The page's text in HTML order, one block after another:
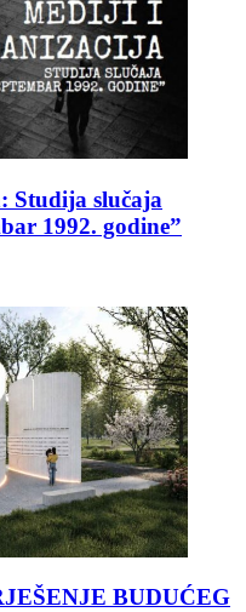
Studija slučaja
1992. godine”
BUDUĆEG